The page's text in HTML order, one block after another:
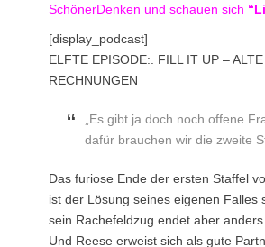
SchönerDenken und schauen sich
[display_podcast]
ELFTE EPISODE:. FILL IT UP – ALTE
RECHNUNGEN
„Es gibt ja doch noch offene
dafür brauchen wir die zweite
Das furiose Ende der ersten Staffel
ist der Lösung seines eigenen Falles
sein Rachefeldzug endet aber anders
Und Reese erweist sich als gute